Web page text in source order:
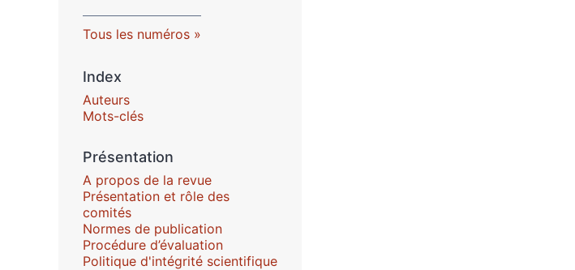
Tous les numéros
Index
Auteurs
Mots-clés
Présentation
A propos de la revue
Présentation et rôle des
comités
Normes de publication
Procédure d’évaluation
Politique d'intégrité scientifique